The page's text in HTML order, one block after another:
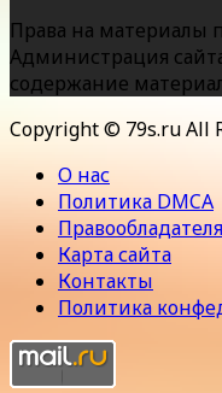
Права на материалы
Администрация
содержание
Copyright © 79s.ru All
О нас
Политика DMCA
Карта сайта
Контакты
Политика